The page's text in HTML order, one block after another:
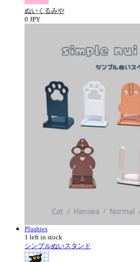
ぬいくるみや
0 JPY
Plushies
1 left in stock
シンプルぬいスタンド